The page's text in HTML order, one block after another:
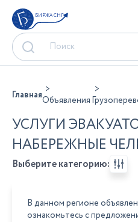
БИРЖА СНГ
ГлавнаяОбъявления
УСЛУГИ
НАБЕРЕЖНЫЕ
Выберите категорию:
В данном регионе
ознакомьтесь с